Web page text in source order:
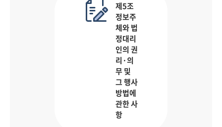
제5조
정보주
체와 법
정대리
인의 권
리·의
무 및
그 행사
방법에
관한 사
항